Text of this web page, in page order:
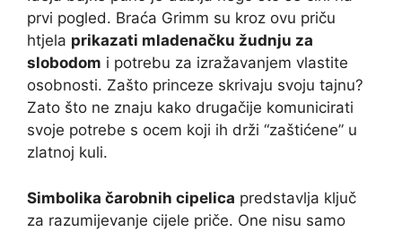
prvi pogled. Braća Grimm su kroz ovu priču
htjela prikazati mladenačku žudnju za
slobodom i potrebu za izražavanjem vlastite
osobnosti. Zašto princeze skrivaju svoju tajnu?
Zato što ne znaju kako drugačije komunicirati
svoje potrebe s ocem koji ih drži “zaštićene” u
zlatnoj kuli.
Simbolika čarobnih cipelica predstavlja ključ
za razumijevanje cijele priče. One nisu samo